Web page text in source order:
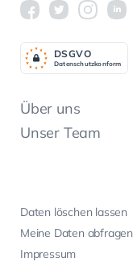
Über uns
Unser Team
Daten löschen lassen
Meine Daten abfragen
Impressum
Datenschutzkonform
DSGVO